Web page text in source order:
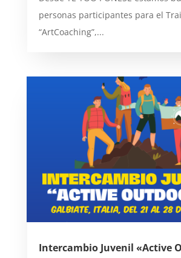
personas participantes para el
“ArtCoaching”,...
Intercambio Juvenil «Active